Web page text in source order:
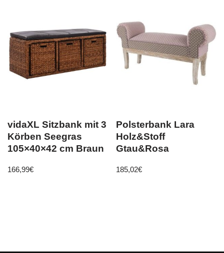
vidaXL Sitzbank mit 3
Körben Seegras
105×40×42 cm Braun
166,99€
Polsterbank Lara
Holz&Stoff
Gtau&Rosa
185,02€